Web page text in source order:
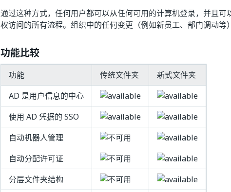
通过这种方式，任何用户都可以从任何可用的计算机登录，并且
权访问的所有流程。组织中的任何变更（例如新员工、部门调动等
功能比较
功能 传统文件夹
新式文件夹
AD 是用户信息的中心
使用 AD 凭据的 SSO
自动机器人管理
自动分配许可证
分层文件夹结构